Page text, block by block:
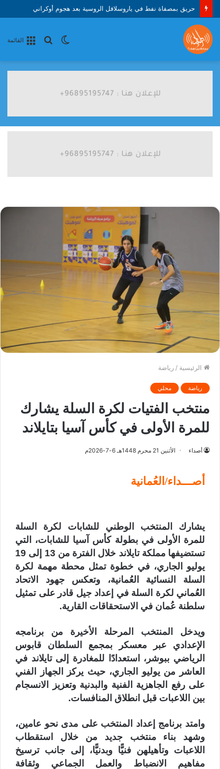
حريق بمصفاة نفط في ياروسلافل الروسية بعد هجوم أوكراني
القائمة
بحث الوضع
الرئيسية / رياضة
رياضة محلي
منتخب الفتيات لكرة السلة يشارك
للمرة الأولى في كأس آسيا بتايلاند
أصداء الأثنين 21 محرم 1448هـ 6-7-2026م
أصـــداء/العُمانية
يشارك المنتخب الوطني للشابات لكرة السلة
للمرة الأولى في بطولة كأس آسيا للشابات، التي
تستضيفها مملكة تايلاند خلال الفترة من 13 إلى 19
يوليو الجاري، في خطوة تمثل محطة مهمة لكرة
السلة النسائية العُمانية، وتعكس جهود الاتحاد
العُماني لكرة السلة في إعداد جيل قادر على تمثيل
سلطنة عُمان في الاستحقاقات القارية.
ويدخل المنتخب المرحلة الأخيرة من برنامجه
الإعدادي عبر معسكر بمجمع السلطان قابوس
الرياضي ببوشر، استعدادًا للمغادرة إلى تايلاند في
العاشر من يوليو الجاري، حيث يركز الجهاز الفني
على رفع الجاهزية الفنية والبدنية وتعزيز الانسجام
بين اللاعبات قبل انطلاق المنافسات.
وامتد برنامج إعداد المنتخب على مدى نحو عامين،
وشهد بناء منتخب جديد من خلال استقطاب
اللاعبات وتأهيلهن فنيًّا وبدنيًّا، إلى جانب ترسيخ
مفاهيم الانضباط والعمل الجماعي وثقافة